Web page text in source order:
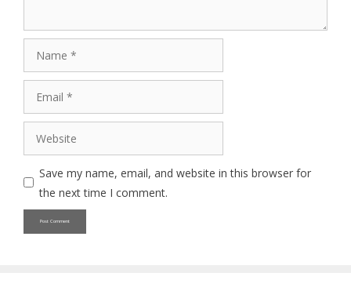
Save my name, email, and website in this browser for
the next time I comment.